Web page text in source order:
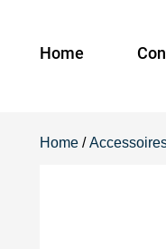
Home
Home /